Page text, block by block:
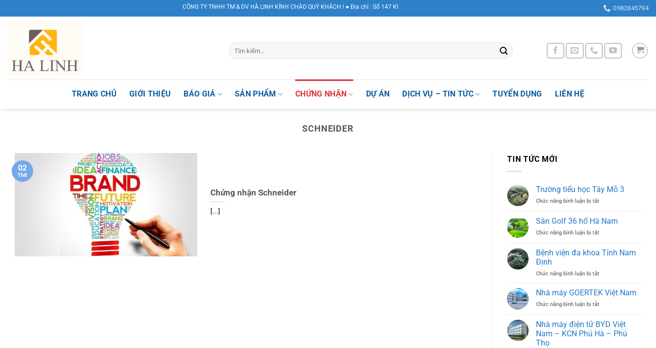
to
CÔNG TY TNHH TM & DV HÀ LINH KÍNH CHÀO QUÝ KHÁCH ! ● Địa chỉ : Số 147 Khuất Duy Tiến, Phường Nhân Chính , Quận Thanh Xuân, Thành phố Hà Nội, Việt Nam 0982845794
TRANG CHỦ GIỚI THIỆU BÁO GIÁ SẢN PHẨM CHỨNG NHẬN DỰ ÁN DỊCH VỤ – TIN TỨC TUYỂN DỤNG LIÊN HỆ
SCHNEIDER
Chứng nhận Schneider
[...]
02
Th8
TIN TỨC MỚI
Trường tiểu học Tây Mỗ 3
Chức năng bình luận bị tắtở
tiểu
học
Tây
3
Sân Golf 36 hố Hà Nam
Chức năng bình luận bị tắtở
Golf
36
Hà
Bệnh viện đa khoa Tỉnh Nam
Định
Chức năng bình luận bị tắtở
viện
khoa
Nam
Định
Nhà máy GOERTEK Việt Nam
Chức năng bình luận bị tắtở
máy
GOERTEK
Việt
Nhà máy điện tử BYD Việt
Nam – KCN Phú Hà – Phú
Thọ